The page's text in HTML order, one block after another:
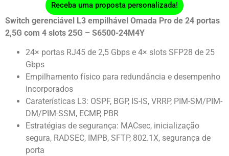
Receba uma proposta personalizada!
Switch gerenciável L3 empilhável Omada Pro de 24 portas
2,5G com 4 slots 25G – S6500-24M4Y
24× portas RJ45 de 2,5 Gbps e 4× slots SFP28 de 25
Gbps
Empilhamento físico para redundância e desempenho
incorporados
Caraterísticas L3: OSPF, BGP, IS-IS, VRRP, PIM-SM/PIM-
DM/PIM-SSM, ECMP, PBR
Estratégias de segurança: MACsec, inicialização
segura, RADSEC, IMPB, SFTP, 802.1X, segurança de
porta